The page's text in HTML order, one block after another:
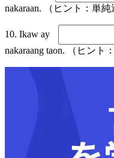
nakaraan. （ヒント：単
10. Ikaw ay
nakaraang taon. （ヒント